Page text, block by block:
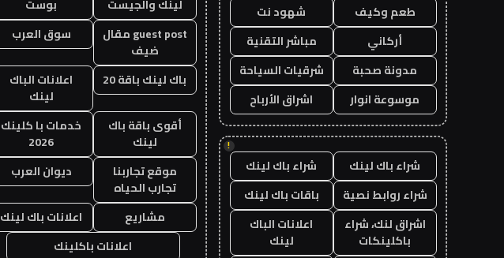
طعم وكيف
شهود نت
أركاني
مباشر التقنية
مدونة صحبة
شرقيات السياحة
موسوعة انوار
اشراق الأرباح
!
شراء باك لينك
شراء باك لينك
شراء روابط نصية
باقات باك لينك
اشراق لنك، شراء
باكلينكات
اعلانات الباك
لينك
لينك والجيست
بوست
guest post مقال
ضيف
سوق العرب
باك لينك باقة 20
اعلانات الباك
لينك
أقوى باقة باك
لينك
خدمات با كلينك
2026
موقع تجاربنا
تجارب الحياه
ديوان العرب
مشاريع
اعلانات باك لينك
اعلانات باكلينك